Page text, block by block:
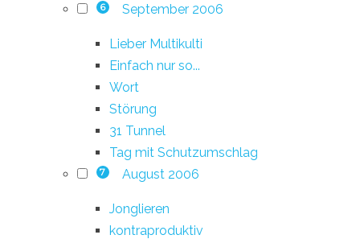
6 September 2006
Lieber Multikulti
Einfach nur so...
Wort
Störung
31 Tunnel
Tag mit Schutzumschlag
7 August 2006
Jonglieren
kontraproduktiv